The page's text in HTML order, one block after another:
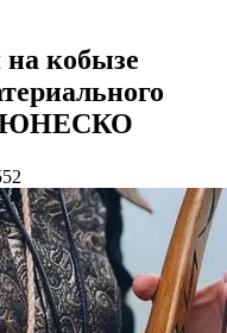
на кобызе
ЮНЕСКО